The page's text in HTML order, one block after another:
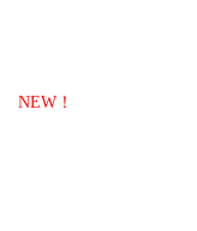
NEW！